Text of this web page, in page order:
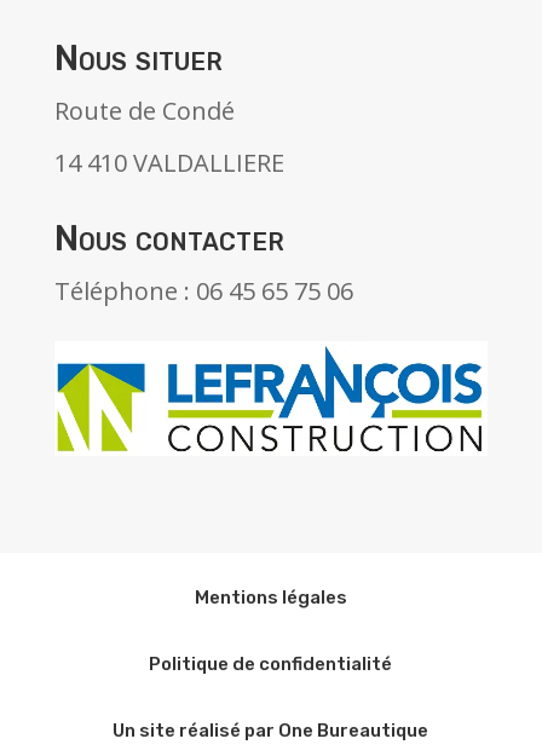
Nous situer
Route de Condé
14 410 VALDALLIERE
Nous contacter
Téléphone : 06 45 65 75 06
Mentions légales
Politique de confidentialité
Un site réalisé par One Bureautique